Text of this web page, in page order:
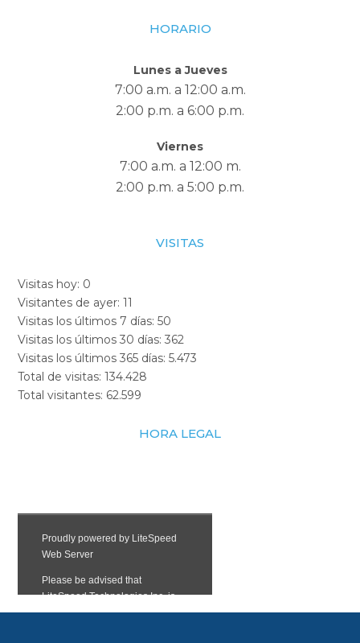
HORARIO
Lunes a Jueves
7:00 a.m. a 12:00 a.m.
2:00 p.m. a 6:00 p.m.
Viernes
7:00 a.m. a 12:00 m.
2:00 p.m. a 5:00 p.m.
VISITAS
Visitas hoy: 0
Visitantes de ayer:11
Visitas los últimos 7 días:50
Visitas los últimos 30 días:362
Visitas los últimos 365 días:5.473
Total de visitas:134.428
Total visitantes: 62.599
HORA LEGAL